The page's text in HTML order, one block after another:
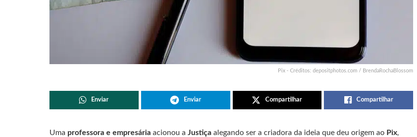
Pix - Créditos: depositphotos.com / BrendaRochaBlossom
Enviar Enviar Compartilhar Compartilhar
Uma professora e empresária acionou a Justiça alegando ser a criadora da ideia que deu origem ao Pix,